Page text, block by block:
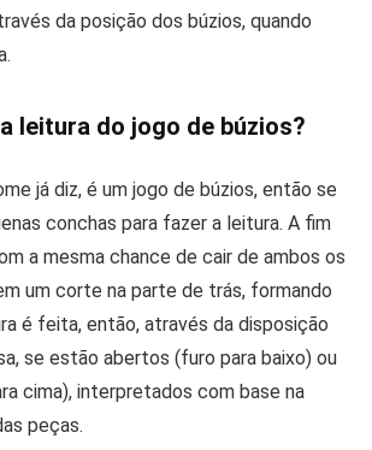
da posição dos búzios, quando
leitura do jogo de búzios?
já diz, é um jogo de búzios, então se
conchas para fazer a leitura. A fim
a mesma chance de cair de ambos os
um corte na parte de trás, formando
é feita, então, através da disposição
se estão abertos (furo para baixo) ou
cima), interpretados com base na
peças.